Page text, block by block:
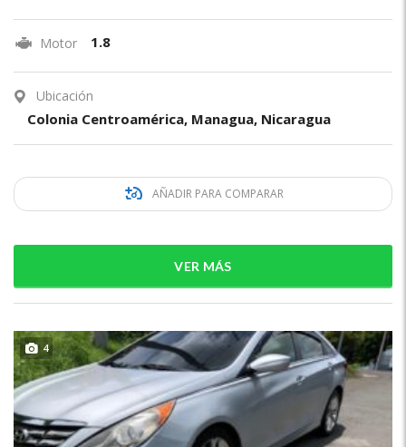
Motor 1.8
Ubicación
Colonia Centroamérica, Managua, Nicaragua
AÑADIR PARA COMPARAR
VER MÁS
4